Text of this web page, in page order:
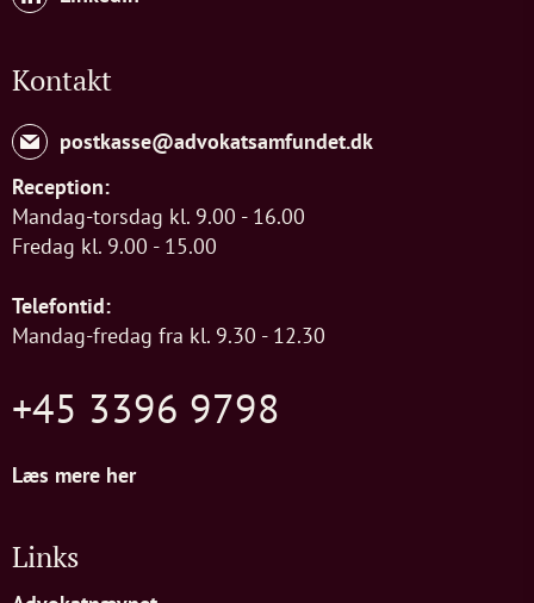
Kontakt
postkasse@advokatsamfundet.dk
Reception:
Mandag-torsdag kl. 9.00 - 16.00
Fredag kl. 9.00 - 15.00
Telefontid:
Mandag-fredag fra kl. 9.30 - 12.30
+45 3396 9798
Læs mere her
Links